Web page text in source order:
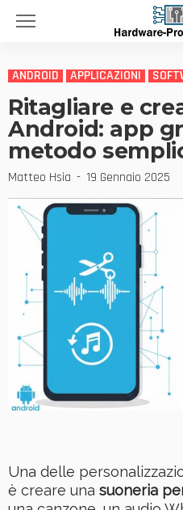
ANDROID APPLICAZIONI
Ritagliare e
Android: app
metodo
Matteo Hsia 19 Gennaio 2025
Una delle
è creare una suoneria